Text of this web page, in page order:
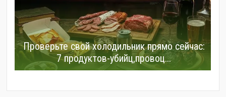
Проверьте свой холодильник прямо сейчас:
7 продуктов-убийц,провоц...